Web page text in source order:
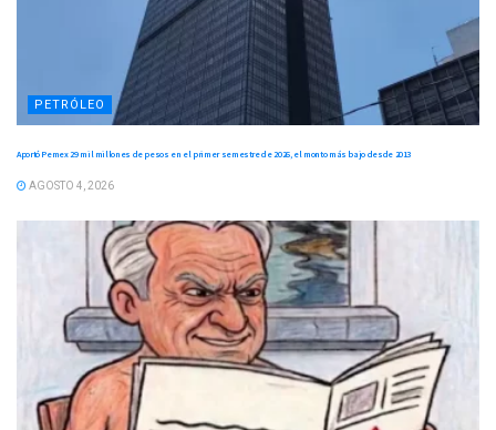
PETRÓLEO
Aportó Pemex 29 mil millones de pesos en el primer semestre de 2026, el monto más bajo desde 2013
AGOSTO 4, 2026